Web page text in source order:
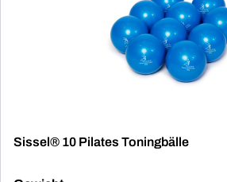
Sissel® 10 Pilates Toningbälle